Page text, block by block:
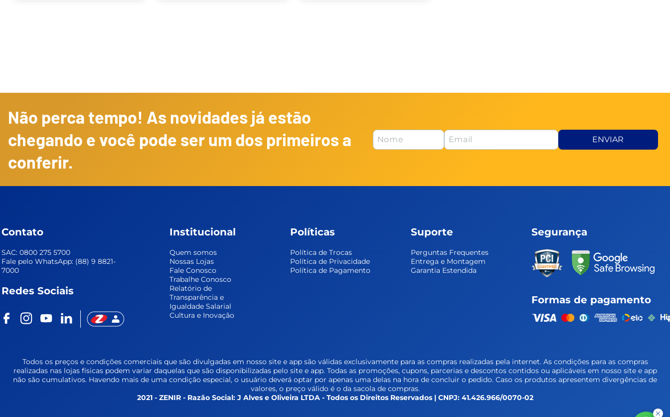
Não perca tempo! As novidades já estão
chegando e você pode ser um dos primeiros a
conferir.
ENVIAR
Contato
SAC: 0800 275 5700
Fale pelo WhatsApp: (88) 9 8821-
7000
Redes Sociais
Institucional
Quem somos
Nossas Lojas
Fale Conosco
Trabalhe Conosco
Relatório de
Transparência e
Igualdade Salarial
Cultura e Inovação
Políticas
Política de Trocas
Política de Privacidade
Política de Pagamento
Suporte
Perguntas Frequentes
Entrega e Montagem
Garantia Estendida
Segurança
Formas de pagamento
Todos os preços e condições comerciais que são divulgadas em nosso site e app são válidas exclusivamente para as compras realizadas pela internet. As condições para as compras
realizadas nas lojas físicas podem variar daquelas que são disponibilizadas pelo site e app. Todas as promoções, cupons, parcerias e descontos contidos ou aplicáveis em nosso site e app
não são cumulativos. Havendo mais de uma condição especial, o usuário deverá optar por apenas uma delas na hora de concluir o pedido. Caso os produtos apresentem divergências de
valores, o preço válido é o da sacola de compras.
2021 - ZENIR - Razão Social: J Alves e Oliveira LTDA - Todos os Direitos Reservados | CNPJ: 41.426.966/0070-02